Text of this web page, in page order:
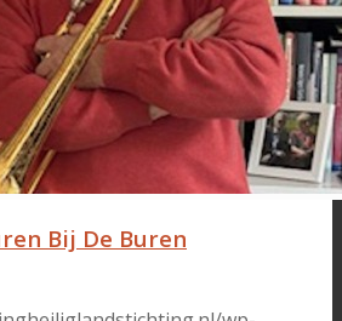
Bij De Buren